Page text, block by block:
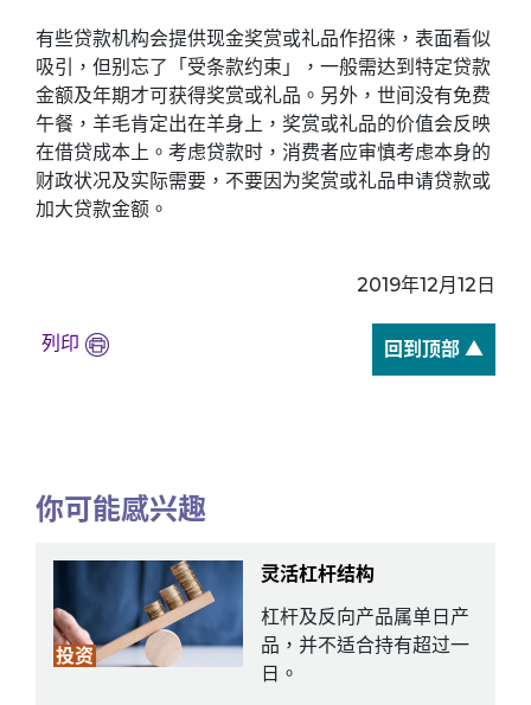
有些贷款机构会提供现金奖赏或礼品作招徕，表面看似
吸引，但别忘了「受条款约束」，一般需达到特定贷款
金额及年期才可获得奖赏或礼品。另外，世间没有免费
午餐，羊毛肯定出在羊身上，奖赏或礼品的价值会反映
在借贷成本上。考虑贷款时，消费者应审慎考虑本身的
财政状况及实际需要，不要因为奖赏或礼品申请贷款或
加大贷款金额。
2019年12月12日
列印 回到顶部 ▲
你可能感兴趣
投资
灵活杠杆结构
杠杆及反向产品属单日产
品，并不适合持有超过一
日。